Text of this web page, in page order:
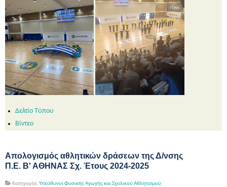
Δελτίο Τύπου
Βίντεο
Απολογισμός αθλητικών δράσεων της Δ/νσης
Π.Ε. Β' ΑΘΗΝΑΣ Σχ. Έτους 2024-2025
Κατηγορία: Υπεύθυνοι Φυσικής Αγωγής και Σχολικού Αθλητισμού